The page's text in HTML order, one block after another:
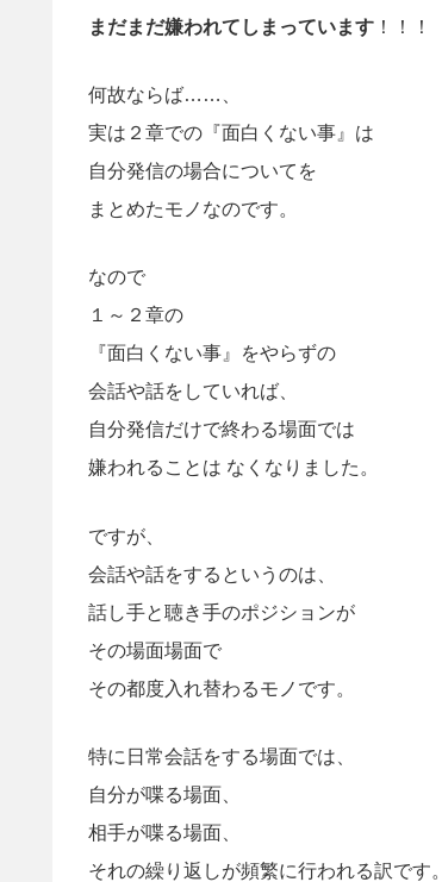
まだまだ嫌われてしまっています ！！！
何故ならば……、
実は２章での『面白くない事』は
自分発信の場合についてを
まとめたモノなのです。
なので
１～２章の
『面白くない事』をやらずの
会話や話をしていれば、
自分発信だけで終わる場面では
嫌われることは なくなりました。
ですが、
会話や話をするというのは、
話し手と聴き手のポジションが
その場面場面で
その都度入れ替わるモノです。
特に日常会話をする場面では、
自分が喋る場面、
相手が喋る場面、
それの繰り返しが頻繁に行われる訳です。